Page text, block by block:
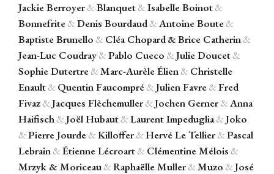
Jackie Berroyer&Blanquet&Isabelle Boinot&
Bonnefrite&Denis Bourdaud&Antoine Boute&
Baptiste Brunello & Cléa Chopard&Brice Catherin&
Jean-Luc Coudray&Pablo Cueco &Julie Doucet&
Sophie Dutertre&Marc-Aurèle Élien& Christelle
Enault& Quentin Faucompré&Julien Favre&Fred
Fivaz&Jacques Flèchemuller&Jochen Gerner&Anna
Haifisch&Joël Hubaut&Laurent Impeduglia&Joko
&Pierre Jourde&Killoffer&Hervé Le Tellier&Pascal
Lebrain&Étienne Lécroart& Clémentine Mélois &
Mrzyk & Moriceau&Raphaëlle Muller&Muzo &José